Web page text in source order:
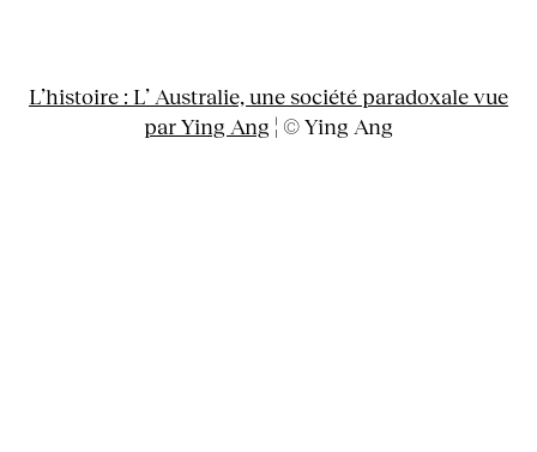
L’histoire : L’ Australie, une société paradoxale vue
par Ying Ang ¦ © Ying Ang